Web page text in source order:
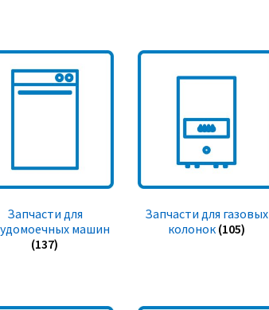
Запчасти для
машин
(137)
Запчасти для газовых
колонок (105)